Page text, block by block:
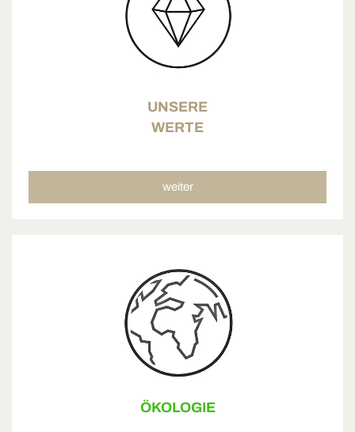
UNSERE
WERTE
weiter
ÖKOLOGIE